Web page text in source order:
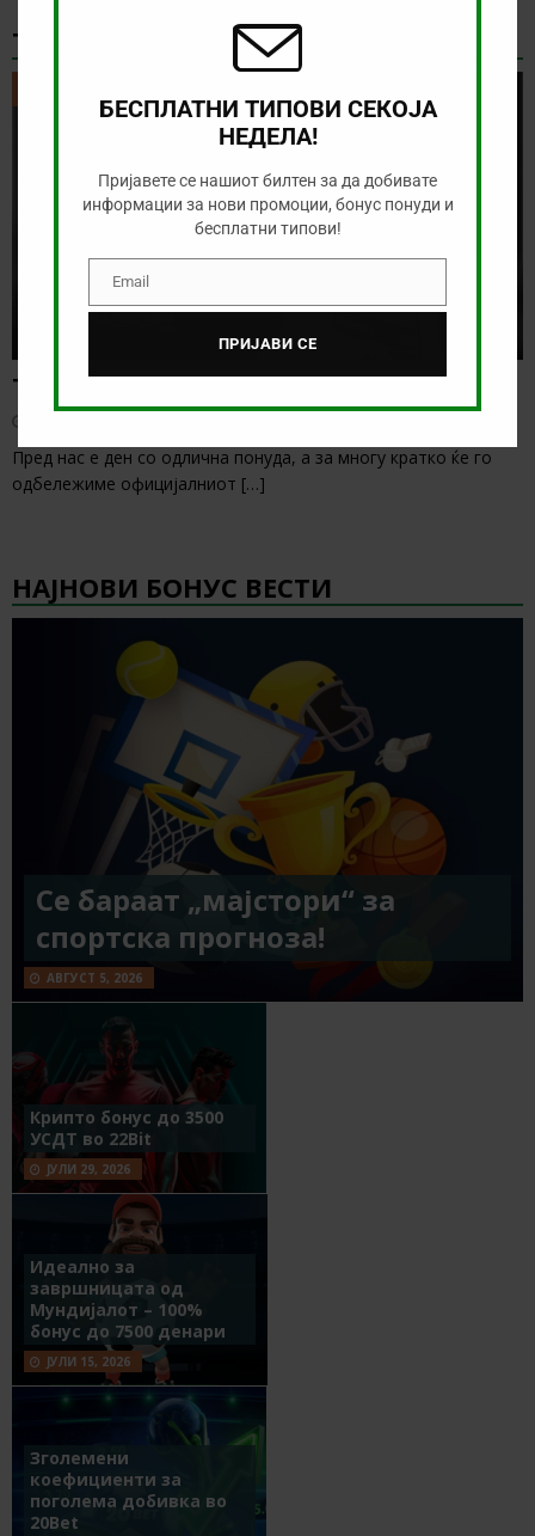
ТИКЕТ НА ДЕНОТ
Тикет на денот (недела, 09.08.2026)
Пред нас е ден со одлична понуда, а за многу кратко ќе го
одбележиме официјалниот […]
НАЈНОВИ БОНУС ВЕСТИ
Се бараат „мајстори“ за
спортска прогноза!
АВГУСТ 5, 2026
Крипто бонус до 3500
УСДТ во 22Bit
ЈУЛИ 29, 2026
Идеално за
завршницата од
Мундијалот – 100%
бонус до 7500 денари
ЈУЛИ 15, 2026
Зголемени
коефициенти за
поголема добивка во
20Bet
БЕСПЛАТНИ ТИПОВИ СЕКОЈА
НЕДЕЛА!
Пријавете се нашиот билтен за да добивате
информации за нови промоции, бонус понуди и
бесплатни типови!
EmailEmail
ПРИЈАВИ СЕ